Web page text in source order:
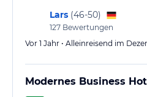
Lars (46-50)
127 Bewertungen
Vor 1 Jahr • Alleinreisend im
Modernes Business